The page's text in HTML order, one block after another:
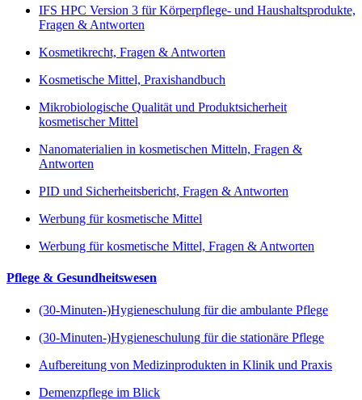
IFS HPC Version 3 für Körperpflege- und Haushaltsprodukte,
Fragen & Antworten
Kosmetikrecht, Fragen & Antworten
Kosmetische Mittel, Praxishandbuch
Mikrobiologische Qualität und Produktsicherheit
kosmetischer Mittel
Nanomaterialien in kosmetischen Mitteln, Fragen &
Antworten
PID und Sicherheitsbericht, Fragen & Antworten
Werbung für kosmetische Mittel
Werbung für kosmetische Mittel, Fragen & Antworten
Pflege & Gesundheitswesen
(30-Minuten-)Hygieneschulung für die ambulante Pflege
(30-Minuten-)Hygieneschulung für die stationäre Pflege
Aufbereitung von Medizinprodukten in Klinik und Praxis
Demenzpflege im Blick